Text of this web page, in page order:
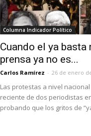
Columna Indicador Político
Cuando el ya basta
prensa ya no es...
Carlos Ramírez - 26 de enero
Las protestas a nivel
reciente de dos periodistas
probando que los gritos de